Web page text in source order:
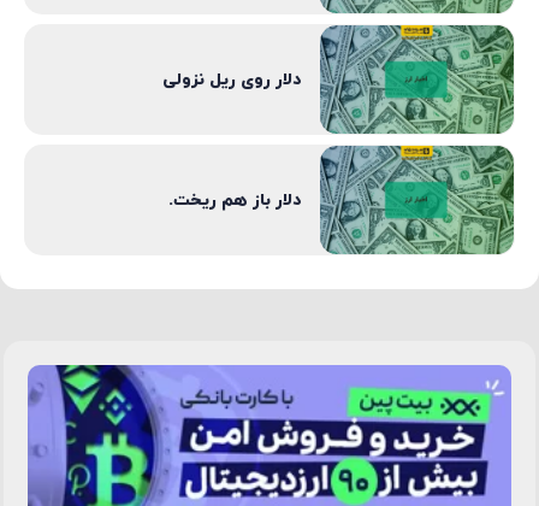
دلار روی ریل نزولی
دلار باز هم ریخت.